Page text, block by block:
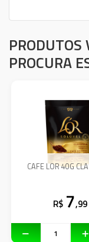
PRODUTOS
PROCURA
CAFE LOR 40G
R$ 7,99